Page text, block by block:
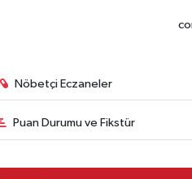
Nöbetçi Eczaneler
Puan Durumu ve Fikstür